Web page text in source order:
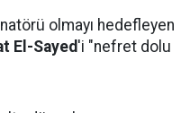
olmayı hedefleyen
El-Sayed'i "nefret dolu